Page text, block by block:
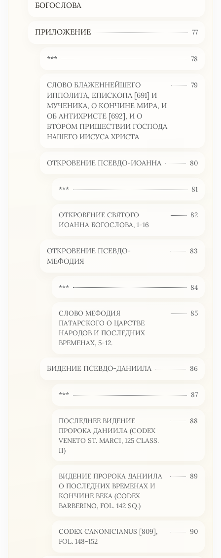
БОГОСЛОВА
ПРИЛОЖЕНИЕ 77
*** 78
СЛОВО БЛАЖЕННЕЙШЕГО
ИППОЛИТА, ЕПИСКОПА [691] И
МУЧЕНИКА, О КОНЧИНЕ МИРА, И
ОБ АНТИХРИСТЕ [692], И О
ВТОРОМ ПРИШЕСТВИИ ГОСПОДА
НАШЕГО ИИСУСА ХРИСТА
79
ОТКРОВЕНИЕ ПСЕВДО-ИОАННА 80
*** 81
ОТКРОВЕНИЕ СВЯТОГО
ИОАННА БОГОСЛОВА, 1-16
82
ОТКРОВЕНИЕ ПСЕВДО-
МЕФОДИЯ
83
*** 84
СЛОВО МЕФОДИЯ
ПАТАРСКОГО О ЦАРСТВЕ
НАРОДОВ И ПОСЛЕДНИХ
ВРЕМЕНАХ, 5-12.
85
ВИДЕНИЕ ПСЕВДО-ДАНИИЛА 86
*** 87
ПОСЛЕДНЕЕ ВИДЕНИЕ
ПРОРОКА ДАНИИЛА (CODEX
VENETO ST. MARCI, 125 CLASS.
II)
88
ВИДЕНИЕ ПРОРОКА ДАНИИЛА
О ПОСЛЕДНИХ ВРЕМЕНАХ И
КОНЧИНЕ ВЕКА (CODEX
BARBERINO, FOL. 142 SQ.)
89
CODEX CANONICIANUS [809],
FOL. 148-152
90